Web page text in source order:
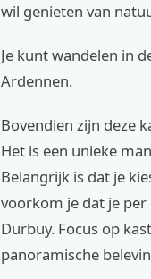
wil genieten van
Je kunt wandelen in
Ardennen.
Bovendien zijn deze
Het is een unieke
Belangrijk is dat je
voorkom je dat je
Durbuy. Focus op
panoramische